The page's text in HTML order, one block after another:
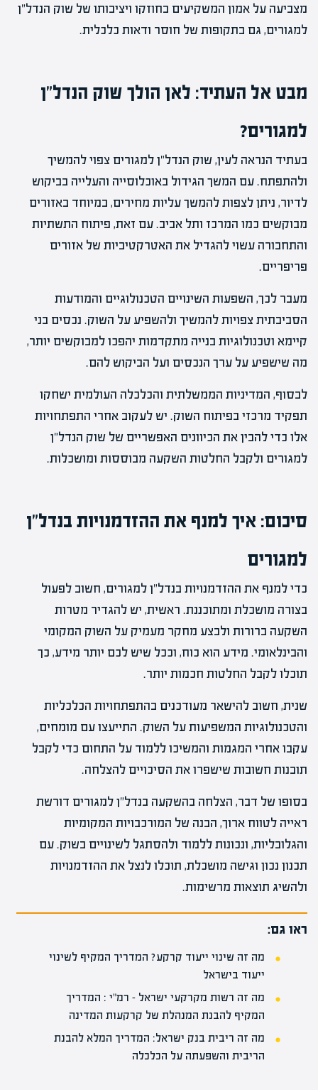
מצביעה על אמון המשקיעים בחוזקו ויציבותו של שוק הנדל"ן
למגורים, גם בתקופות של חוסר ודאות כלכלית.
מבט אל העתיד: לאן הולך שוק הנדל"ן
למגורים?
בעתיד הנראה לעין, שוק הנדל"ן למגורים צפוי להמשיך
ולהתפתח. עם המשך הגידול באוכלוסייה והעלייה בביקוש
לדיור, ניתן לצפות להמשך עליות מחירים, במיוחד באזורים
מבוקשים כמו המרכז ותל אביב. עם זאת, פיתוח התשתיות
והתחבורה עשוי להגדיל את האטרקטיביות של אזורים
פריפריים.
מעבר לכך, השפעות השינויים הטכנולוגיים והמודעות
הסביבתית צפויות להמשיך ולהשפיע על השוק. נכסים בני
קיימא וטכנולוגיות בנייה מתקדמות יהפכו למבוקשים יותר,
מה שישפיע על ערך הנכסים ועל הביקוש להם.
לבסוף, המדיניות הממשלתית והכלכלה העולמית ישחקו
תפקיד מרכזי בפיתוח השוק. יש לעקוב אחרי התפתחויות
אלו כדי להבין את הכיוונים האפשריים של שוק הנדל"ן
למגורים ולקבל החלטות השקעה מבוססות ומושכלות.
סיכום: איך למנף את ההזדמנויות בנדל"ן
למגורים
כדי למנף את ההזדמנויות בנדל"ן למגורים, חשוב לפעול
בצורה מושכלת ומתוכננת. ראשית, יש להגדיר מטרות
השקעה ברורות ולבצע מחקר מעמיק על השוק המקומי
והבינלאומי. מידע הוא כוח, וככל שיש לכם יותר מידע, כך
תוכלו לקבל החלטות חכמות יותר.
שנית, חשוב להישאר מעודכנים בהתפתחויות הכלכליות
והטכנולוגיות המשפיעות על השוק. התייעצו עם מומחים,
עקבו אחרי המגמות והמשיכו ללמוד על התחום כדי לקבל
תובנות חשובות שישפרו את הסיכויים להצלחה.
בסופו של דבר, הצלחה בהשקעה בנדל"ן למגורים דורשת
ראייה לטווח ארוך, הבנה של המורכבויות המקומיות
והגלובליות, ונכונות ללמוד ולהסתגל לשינויים בשוק. עם
תכנון נכון וגישה מושכלת, תוכלו לנצל את ההזדמנויות
ולהשיג תוצאות מרשימות.
ראו גם:
מה זה שינוי ייעוד קרקע? המדריך המקיף לשינוי
ייעוד בישראל
מה זה רשות מקרקעי ישראל – רמ"י : המדריך
המקיף להבנת המנהלת של קרקעות המדינה
מה זה ריבית בנק ישראל: המדריך המלא להבנת
הריבית והשפעתה על הכלכלה